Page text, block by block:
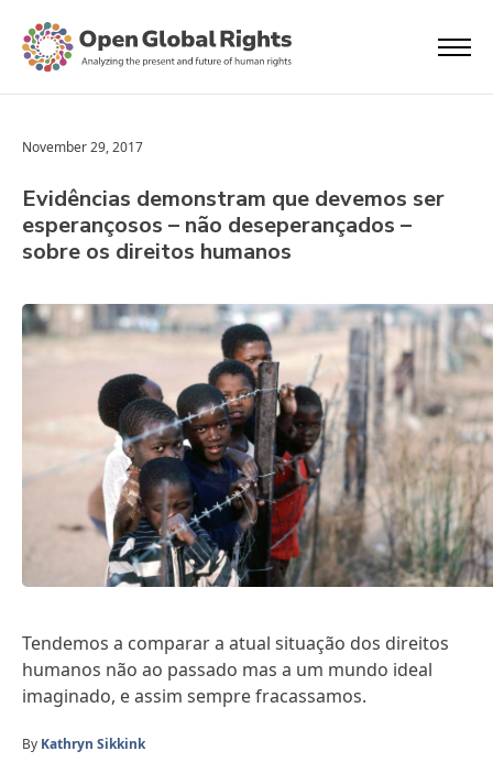
November 29, 2017
Evidências demonstram que devemos ser
esperançosos – não deseperançados –
sobre os direitos humanos
Tendemos a comparar a atual situação dos direitos
humanos não ao passado mas a um mundo ideal
imaginado, e assim sempre fracassamos.
By Kathryn Sikkink